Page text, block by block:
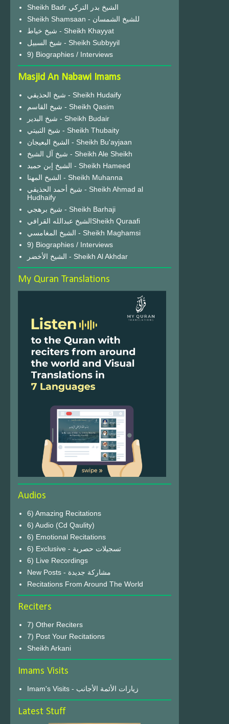
Sheikh Badr الشيخ بدر التركي
Sheikh Shamsaan - للشيخ الشمسان
شيخ خياط - Sheikh Khayyat
شيخ السبيل - Sheikh Subbyyil
9) Biographies / Interviews
Masjid An Nabawi Imams
شيخ الحذيفي - Sheikh Hudaify
شيخ القاسم - Sheikh Qasim
شيخ البدير - Sheikh Budair
شيخ الثبيتي - Sheikh Thubaity
الشيخ البعيجان - Sheikh Bu'ayjaan
شيخ آل الشيخ - Sheikh Ale Sheikh
الشيخ إبن حميد - Sheikh Hameed
الشيخ المهنا - Sheikh Muhanna
شيخ أحمد الحذيفي - Sheikh Ahmad al
Hudhaify
شيخ برهجي - Sheikh Barhaji
الشيخ عبدالله القرافيSheikh Quraafi
الشيخ المغامسي - Sheikh Maghamsi
9) Biographies / Interviews
الشيخ الأخضر - Sheikh Al Akhdar
My Quran Translations
Audios
6) Amazing Recitations
6) Audio (Cd Qaulity)
6) Emotional Recitations
6) Exclusive - تسجيلات حصرية
6) Live Recordings
New Posts - مشاركة جديدة
Recitations From Around The World
Reciters
7) Other Reciters
7) Post Your Recitations
Sheikh Arkani
Imams Visits
Imam's Visits - زيارات الأئمة الأجانب
Latest Stuff